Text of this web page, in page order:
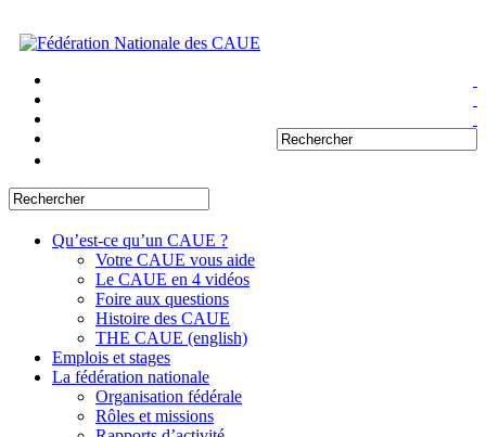
Qu’est-ce qu’un CAUE ?
Votre CAUE vous aide
Le CAUE en 4 vidéos
Foire aux questions
Histoire des CAUE
THE CAUE (english)
Emplois et stages
La fédération nationale
Organisation fédérale
Rôles et missions